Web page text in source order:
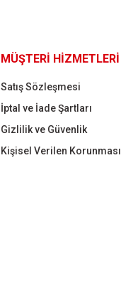
MÜŞTERİ HİZMETLERİ
Satış Sözleşmesi
İptal ve İade Şartları
Gizlilik ve Güvenlik
Kişisel Verilen Korunması